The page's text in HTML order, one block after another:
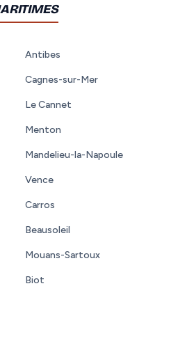
Antibes
Cagnes-sur-Mer
Le Cannet
Menton
Mandelieu-la-Napoule
Vence
Carros
Beausoleil
Mouans-Sartoux
Biot